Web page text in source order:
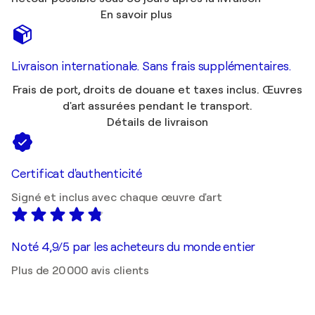
En savoir plus
Livraison internationale. Sans frais supplémentaires.
Frais de port, droits de douane et taxes inclus. Œuvres
d'art assurées pendant le transport.
Détails de livraison
Certificat d'authenticité
Signé et inclus avec chaque œuvre d'art
Noté 4,9/5 par les acheteurs du monde entier
Plus de 20 000 avis clients